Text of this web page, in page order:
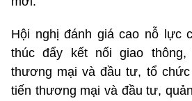
Hội nghị đánh giá cao nỗ lực
thúc đẩy kết nối giao
thương mại và đầu tư, tổ
tiến thương mại và đầu tư,